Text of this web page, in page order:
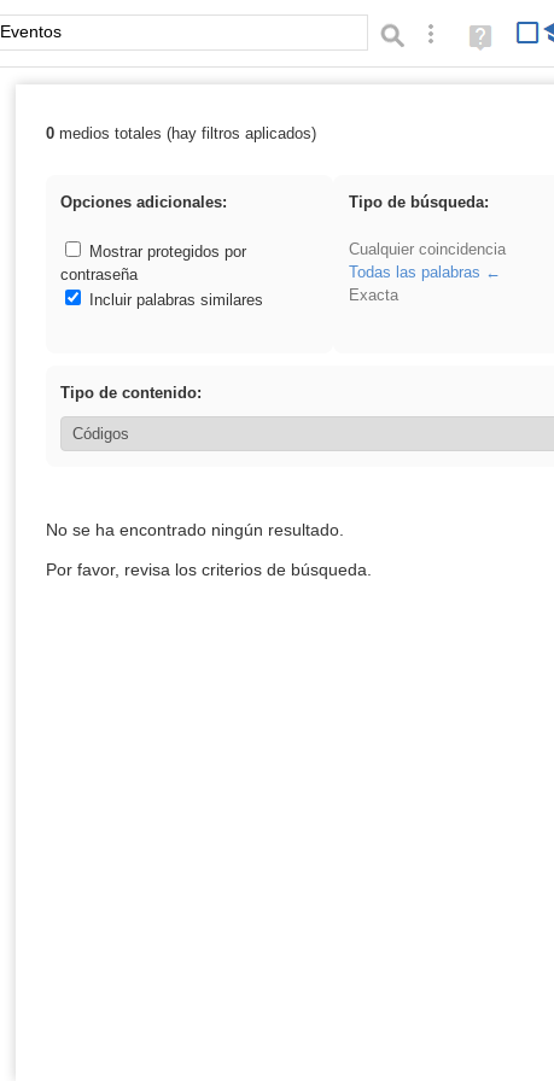
Palabra o frase: Búsqueda avanzada
Ayuda
(en
Resultados de: Eventos
0medios totales (hay filtros aplicados)
Opciones adicionales:
Mostrar protegidos por
contraseña
Incluir palabras similares
Tipo de búsqueda:
Cualquier coincidencia
Todas las palabras
Exacta
Tipo de contenido:
No se ha encontrado ningún resultado.
Por favor, revisa los criterios de búsqueda.